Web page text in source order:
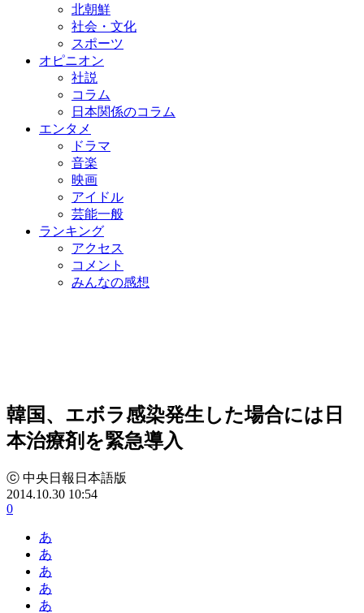
北朝鮮
社会・文化
スポーツ
オピニオン
社説
コラム
日本関係のコラム
エンタメ
ドラマ
音楽
映画
アイドル
芸能一般
ランキング
アクセス
コメント
みんなの感想
韓国、エボラ感染発生した場合には日
本治療剤を緊急導入
ⓒ 中央日報日本語版
2014.10.30 10:54
0
あ
あ
あ
あ
あ